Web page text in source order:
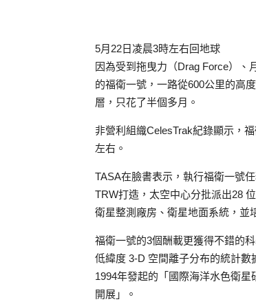
5月22日凌晨3時左右回地球
因為受到拖曳力（Drag Force）、
的福衛一號，一路從600公里的高
層，只花了半個多月。
非營利組織CelesTrak紀錄顯示，
左右。
TASA在臉書表示，執行福衛一號
TRW打造，太空中心分批派出28
衛星整測廠房、衛星地面系統，並
福衛一號的3個酬載更獲得不錯的
低緯度 3-D 空間離子分布的統計
1994年發起的「國際海洋水色衛
開展」。